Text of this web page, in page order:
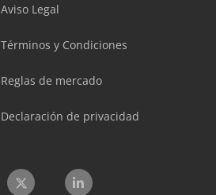
Aviso Legal
Términos y Condiciones
Reglas de mercado
Declaración de privacidad